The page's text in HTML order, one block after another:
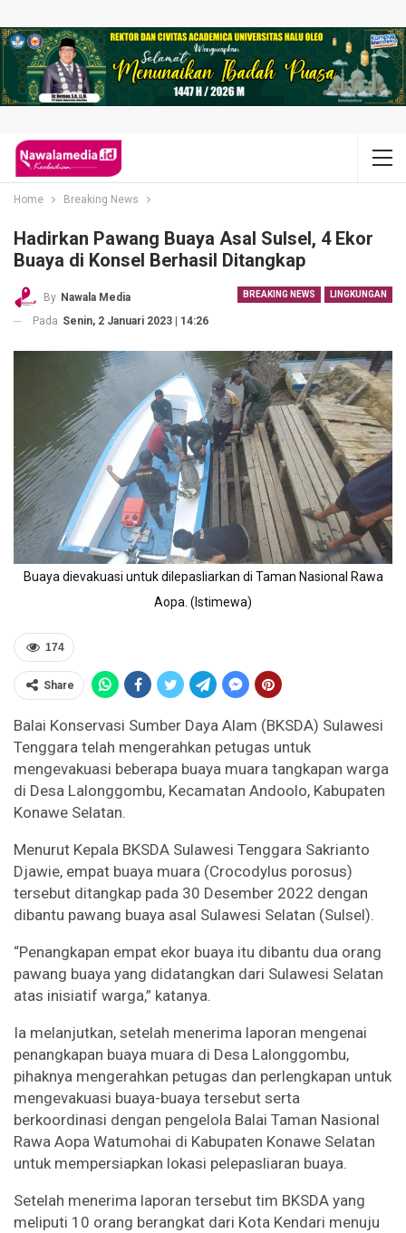
Home Breaking News
Hadirkan Pawang Buaya Asal Sulsel, 4 Ekor
Buaya di Konsel Berhasil Ditangkap
BREAKING NEWS LINGKUNGAN
By Nawala Media
Pada Senin, 2 Januari 2023 | 14:26
Buaya dievakuasi untuk dilepasliarkan di Taman Nasional Rawa
Aopa. (Istimewa)
174
Share
Balai Konservasi Sumber Daya Alam (BKSDA) Sulawesi
Tenggara telah mengerahkan petugas untuk
mengevakuasi beberapa buaya muara tangkapan warga
di Desa Lalonggombu, Kecamatan Andoolo, Kabupaten
Konawe Selatan.
Menurut Kepala BKSDA Sulawesi Tenggara Sakrianto
Djawie, empat buaya muara (Crocodylus porosus)
tersebut ditangkap pada 30 Desember 2022 dengan
dibantu pawang buaya asal Sulawesi Selatan (Sulsel).
“Penangkapan empat ekor buaya itu dibantu dua orang
pawang buaya yang didatangkan dari Sulawesi Selatan
atas inisiatif warga,” katanya.
Ia melanjutkan, setelah menerima laporan mengenai
penangkapan buaya muara di Desa Lalonggombu,
pihaknya mengerahkan petugas dan perlengkapan untuk
mengevakuasi buaya-buaya tersebut serta
berkoordinasi dengan pengelola Balai Taman Nasional
Rawa Aopa Watumohai di Kabupaten Konawe Selatan
untuk mempersiapkan lokasi pelepasliaran buaya.
Setelah menerima laporan tersebut tim BKSDA yang
meliputi 10 orang berangkat dari Kota Kendari menuju